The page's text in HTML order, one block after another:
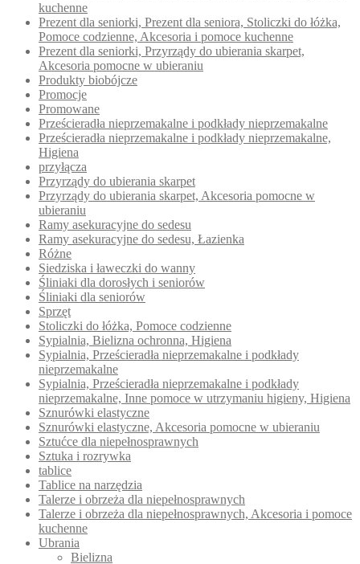
kuchenne
Prezent dla seniorki, Prezent dla seniora, Stoliczki do łóżka,
Pomoce codzienne, Akcesoria i pomoce kuchenne
Prezent dla seniorki, Przyrządy do ubierania skarpet,
Akcesoria pomocne w ubieraniu
Produkty biobójcze
Promocje
Promowane
Prześcieradła nieprzemakalne i podkłady nieprzemakalne
Prześcieradła nieprzemakalne i podkłady nieprzemakalne,
Higiena
przyłącza
Przyrządy do ubierania skarpet
Przyrządy do ubierania skarpet, Akcesoria pomocne w
ubieraniu
Ramy asekuracyjne do sedesu
Ramy asekuracyjne do sedesu, Łazienka
Różne
Siedziska i ławeczki do wanny
Śliniaki dla dorosłych i seniorów
Śliniaki dla seniorów
Sprzęt
Stoliczki do łóżka, Pomoce codzienne
Sypialnia, Bielizna ochronna, Higiena
Sypialnia, Prześcieradła nieprzemakalne i podkłady
nieprzemakalne
Sypialnia, Prześcieradła nieprzemakalne i podkłady
nieprzemakalne, Inne pomoce w utrzymaniu higieny, Higiena
Sznurówki elastyczne
Sznurówki elastyczne, Akcesoria pomocne w ubieraniu
Sztućce dla niepełnosprawnych
Sztuka i rozrywka
tablice
Tablice na narzędzia
Talerze i obrzeża dla niepełnosprawnych
Talerze i obrzeża dla niepełnosprawnych, Akcesoria i pomoce
kuchenne
Ubrania
Bielizna